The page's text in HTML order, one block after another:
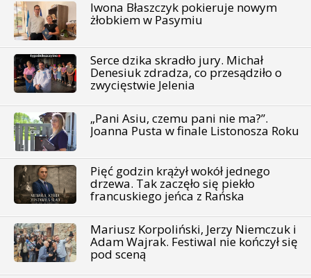
Iwona Błaszczyk pokieruje nowym
żłobkiem w Pasymiu
Serce dzika skradło jury. Michał
Denesiuk zdradza, co przesądziło o
zwycięstwie Jelenia
„Pani Asiu, czemu pani nie ma?”.
Joanna Pusta w finale Listonosza Roku
Pięć godzin krążył wokół jednego
drzewa. Tak zaczęło się piekło
francuskiego jeńca z Rańska
Mariusz Korpoliński, Jerzy Niemczuk i
Adam Wajrak. Festiwal nie kończył się
pod sceną